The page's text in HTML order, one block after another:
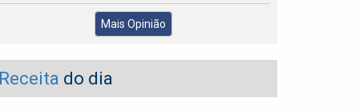
Mais Opinião
do dia